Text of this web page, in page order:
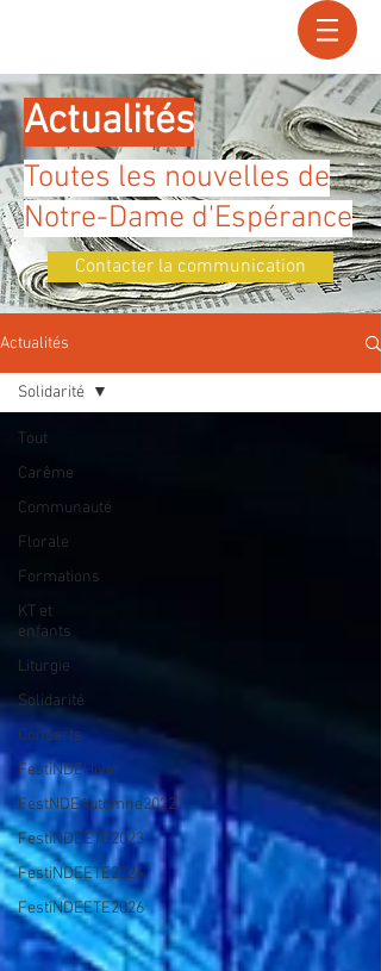
Actualités
Toutes les nouvelles de
Notre-Dame d'Espérance
Contacter la communication
Actualités
Tout
Carême
Communauté
Florale
Formations
KT et
enfants
Liturgie
Solidarité
Concerts
FestiNDEHiver
FestNDEAutomne2022
FestiNDEETE2023
FestiNDEETE2024
FestiNDEETE2026
Solidarité